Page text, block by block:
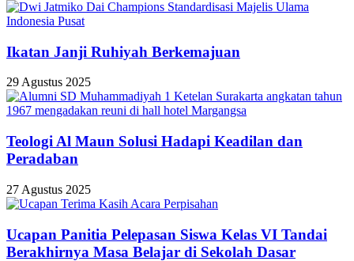
Ikatan Janji Ruhiyah Berkemajuan
29 Agustus 2025
Teologi Al Maun Solusi Hadapi Keadilan dan
Peradaban
27 Agustus 2025
Ucapan Panitia Pelepasan Siswa Kelas VI Tandai
Berakhirnya Masa Belajar di Sekolah Dasar